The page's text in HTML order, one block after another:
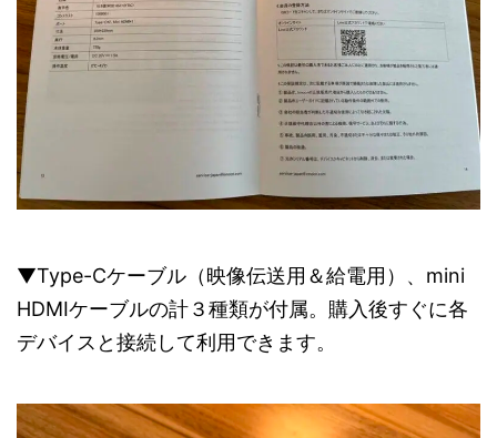
▼Type-Cケーブル（映像伝送用＆給電用）、mini
HDMIケーブルの計３種類が付属。購入後すぐに各
デバイスと接続して利用できます。